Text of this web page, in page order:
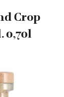
Crop
0,70l